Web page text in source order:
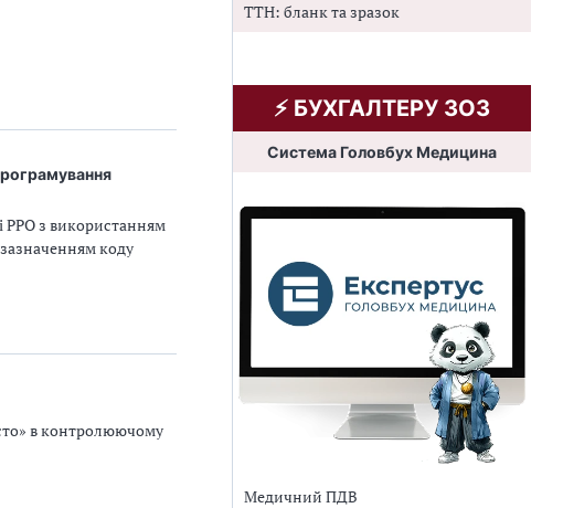
РРО з використанням
коду
в контролюючому
ТТН: бланк та зразок
⚡️ БУХГАЛТЕРУ ЗОЗ
Система Головбух Медицина
Медичний ПДВ